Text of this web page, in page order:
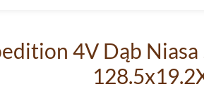
4V Dąb